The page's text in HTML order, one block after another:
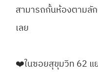
สามารถกั้นห้องตามลั
เลย
❤️ในซอยสุขุมวิท 62 แ